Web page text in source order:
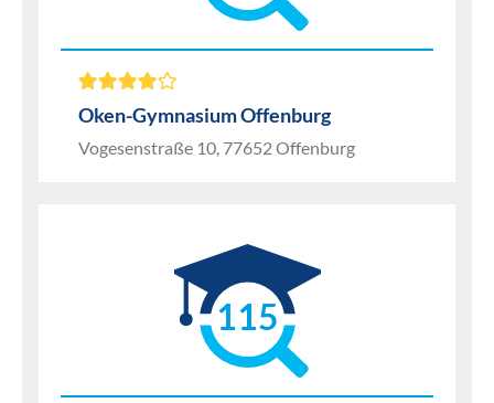
Oken-Gymnasium Offenburg
Vogesenstraße 10, 77652 Offenburg
115